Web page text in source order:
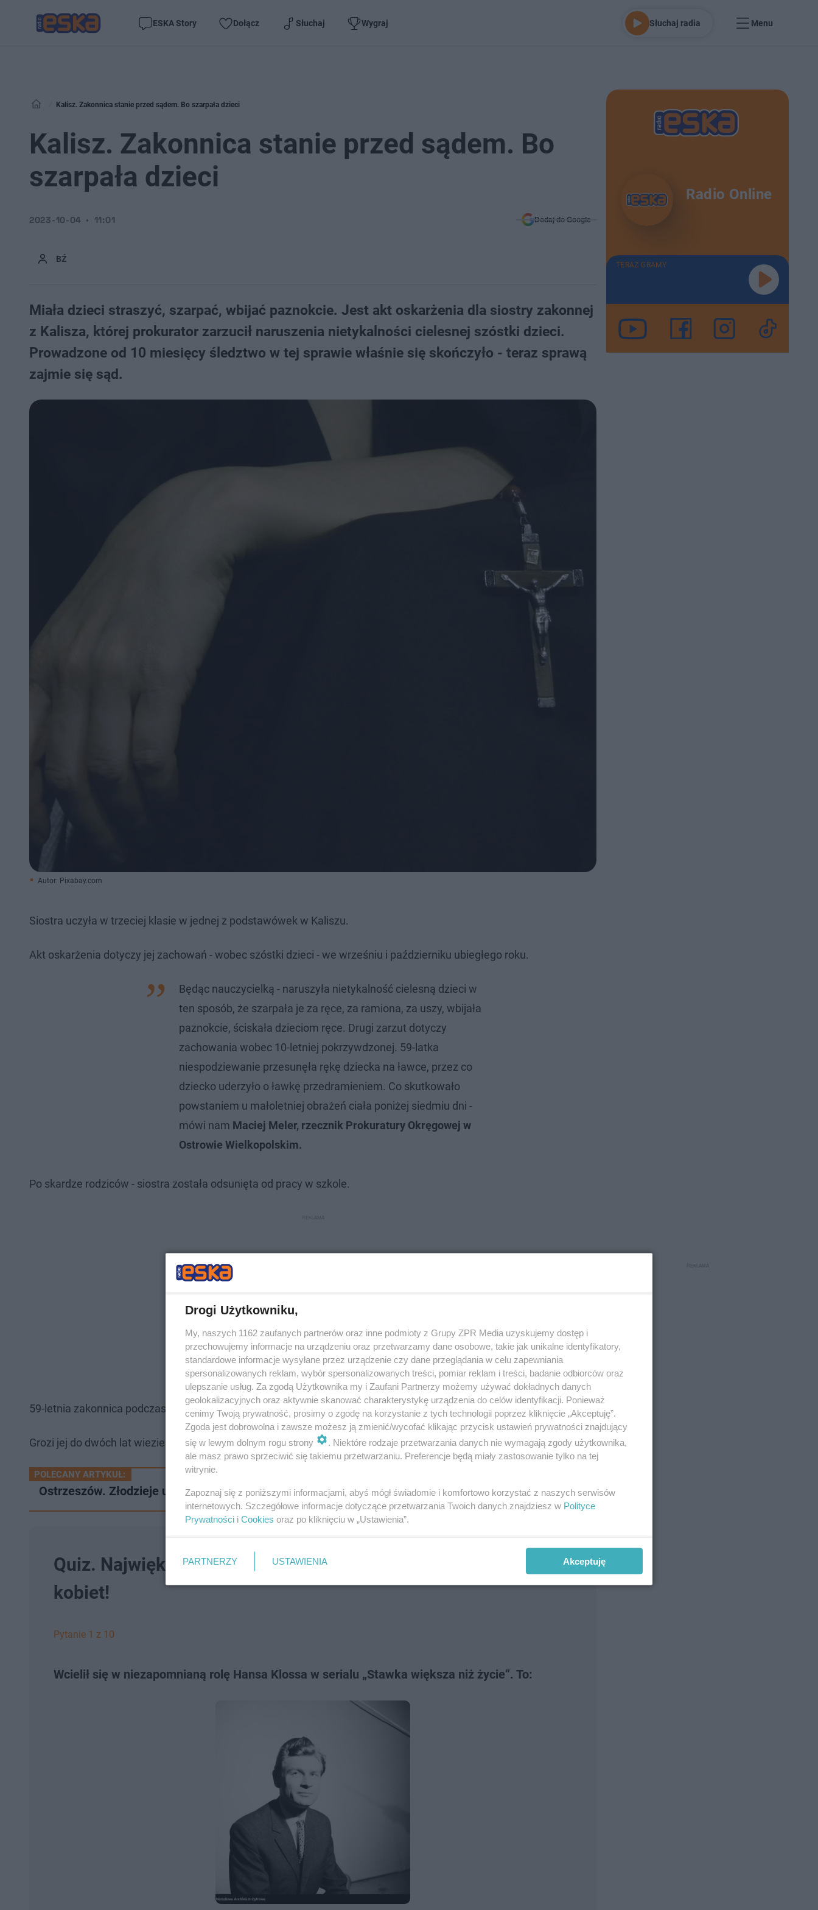
ESKA Story Dołącz Słuchaj Wygraj Słuchaj radia Menu
Kalisz. Zakonnica stanie przed sądem. Bo szarpała dzieci
Kalisz. Zakonnica stanie przed sądem. Bo
szarpała dzieci
BŹ
2023-10-04 11:01 Dodaj do Google
Miała dzieci straszyć, szarpać, wbijać paznokcie. Jest akt oskarżenia dla siostry zakonnej
z Kalisza, której prokurator zarzucił naruszenia nietykalności cielesnej szóstki dzieci.
Prowadzone od 10 miesięcy śledztwo w tej sprawie właśnie się skończyło - teraz sprawą
zajmie się sąd.
Autor: Pixabay.com
Siostra uczyła w trzeciej klasie w jednej z podstawówek w Kaliszu.
Akt oskarżenia dotyczy jej zachowań - wobec szóstki dzieci - we wrześniu i październiku ubiegłego roku.
Będąc nauczycielką - naruszyła nietykalność cielesną dzieci w
ten sposób, że szarpała je za ręce, za ramiona, za uszy, wbijała
paznokcie, ściskała dzieciom ręce. Drugi zarzut dotyczy
zachowania wobec 10-letniej pokrzywdzonej. 59-latka
niespodziewanie przesunęła rękę dziecka na ławce, przez co
dziecko uderzyło o ławkę przedramieniem. Co skutkowało
powstaniem u małoletniej obrażeń ciała poniżej siedmiu dni -
mówi nam Maciej Meler, rzecznik Prokuratury Okręgowej w
Ostrowie Wielkopolskim.
Po skardze rodziców - siostra została odsunięta od pracy w szkole.
59-letnia zakonnica podczas śledztwa NIE przyznała się do winy. Odmówiła składania wyjaśnień.
Grozi jej do dwóch lat wiezienia.
POLECANY ARTYKUŁ:
Ostrzeszów. Złodzieje uciekali. Policja oddała strzały ostrzegawcze
Quiz. Najwięksi amanci PRL. To w nich kochały się miliony
kobiet!
Pytanie 1 z 10
Wcielił się w niezapomnianą rolę Hansa Klossa w serialu „Stawka większa niż życie”. To:
Radio Online
TERAZ GRAMY
Drogi Użytkowniku,
My, naszych 1162 zaufanych partnerów oraz inne podmioty z Grupy ZPR Media uzyskujemy dostęp i
przechowujemy informacje na urządzeniu oraz przetwarzamy dane osobowe, takie jak unikalne identyfikatory,
standardowe informacje wysyłane przez urządzenie czy dane przeglądania w celu zapewniania
spersonalizowanych reklam, wybór spersonalizowanych treści, pomiar reklam i treści, badanie odbiorców oraz
ulepszanie usług. Za zgodą Użytkownika my i Zaufani Partnerzy możemy używać dokładnych danych
geolokalizacyjnych oraz aktywnie skanować charakterystykę urządzenia do celów identyfikacji. Ponieważ
cenimy Twoją prywatność, prosimy o zgodę na korzystanie z tych technologii poprzez kliknięcie „Akceptuję”.
Zgoda jest dobrowolna i zawsze możesz ją zmienić/wycofać klikając przycisk ustawień prywatności znajdujący
się w lewym dolnym rogu strony
. Niektóre rodzaje przetwarzania danych nie wymagają zgody użytkownika,
ale masz prawo sprzeciwić się takiemu przetwarzaniu. Preferencje będą miały zastosowanie tylko na tej
witrynie.
Zapoznaj się z poniższymi informacjami, abyś mógł świadomie i komfortowo korzystać z naszych serwisów
internetowych. Szczegółowe informacje dotyczące przetwarzania Twoich danych znajdziesz w Polityce
Prywatności i Cookies oraz po kliknięciu w „Ustawienia”.
PARTNERZY USTAWIENIA Akceptuję